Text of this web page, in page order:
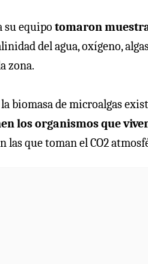
su equipo tomaron
del agua, oxígeno,
zona.
biomasa de microalgas
los organismos que
las que toman el CO2